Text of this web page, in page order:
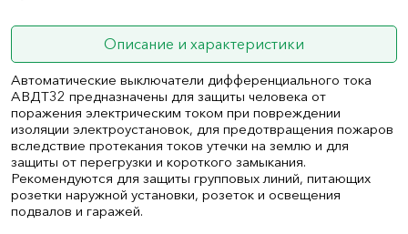
Описание и характеристики
Автоматические выключатели дифференциального тока
АВДТ32 предназначены для защиты человека от
поражения электрическим током при повреждении
изоляции электроустановок, для предотвращения пожаров
вследствие протекания токов утечки на землю и для
защиты от перегрузки и короткого замыкания.
Рекомендуются для защиты групповых линий, питающих
розетки наружной установки, розеток и освещения
подвалов и гаражей.